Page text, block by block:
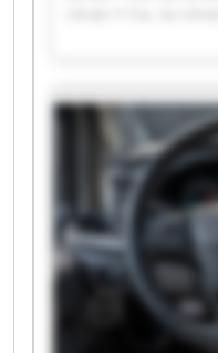
Llinás Y Cia, Sa
Llinás Y Cia, Sa
Llinás Y Cia, Sa
Llinás Y Cia, Sa